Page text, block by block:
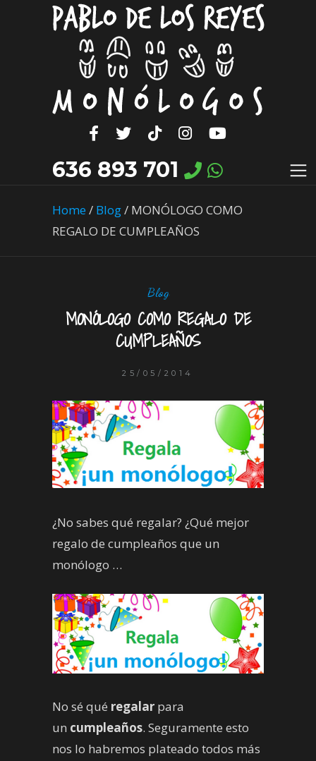
636 893 701
Home/ Blog/ MONÓLOGO COMO
REGALO DE CUMPLEAÑOS
Blog
MONÓLOGO COMO REGALO DE
CUMPLEAÑOS
25/05/2014
¿No sabes qué regalar? ¿Qué mejor
regalo de cumpleaños que un
monólogo …
No sé qué regalar para
un cumpleaños. Seguramente esto
nos lo habremos plateado todos más